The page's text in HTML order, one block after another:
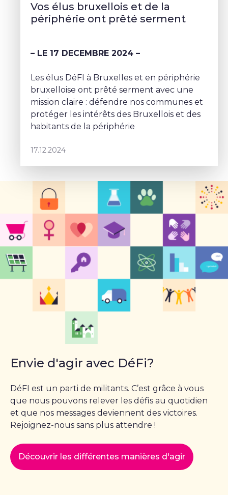
Vos élus bruxellois et de la
périphérie ont prêté serment
– LE 17 DECEMBRE 2024 –
Les élus DéFI à Bruxelles et en périphérie
bruxelloise ont prêté serment avec une
mission claire : défendre nos communes et
protéger les intérêts des Bruxellois et des
habitants de la périphérie
17.12.2024
Envie d'agir avec DéFi?
DéFI est un parti de militants. C’est grâce à vous
que nous pouvons relever les défis au quotidien
et que nos messages deviennent des victoires.
Rejoignez-nous sans plus attendre !
Découvrir les différentes manières d'agir